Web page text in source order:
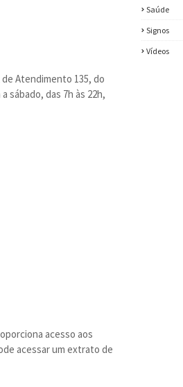
Atendimento 135, do
sábado, das 7h às 22h,
acesso aos
acessar um extrato de
Saúde
Signos
Vídeos